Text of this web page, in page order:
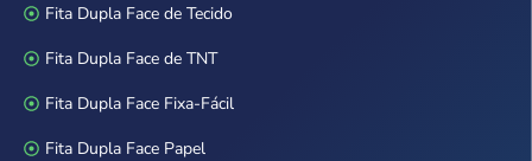
Fita Dupla Face de Tecido
Fita Dupla Face de TNT
Fita Dupla Face Fixa-Fácil
Fita Dupla Face Papel